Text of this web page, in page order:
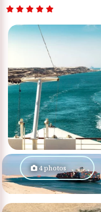
4 photos